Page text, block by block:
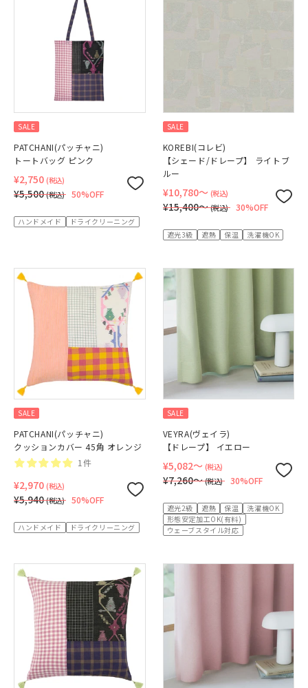
SALE
PATCHANI(パッチャニ)
トートバッグ ピンク
¥2,750 (税込)
¥5,500(税込) 50%OFF
ハンドメイド ドライクリーニング
SALE
KOREBI(コレビ)
【シェード/ドレープ】 ライトブ
ルー
¥10,780〜 (税込)
¥15,400〜(税込) 30%OFF
遮光3級 遮熱 保温 洗濯機OK
SALE
PATCHANI(パッチャニ)
クッションカバー 45角 オレンジ
1件
¥2,970 (税込)
¥5,940(税込) 50%OFF
ハンドメイド ドライクリーニング
SALE
VEYRA(ヴェイラ)
【ドレープ】 イエロー
¥5,082〜 (税込)
¥7,260〜(税込) 30%OFF
遮光2級 遮熱 保温
洗濯機OK
形態安定加工OK(有料)
ウェーブスタイル対応